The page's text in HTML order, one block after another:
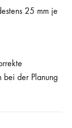
25 mm je
bei der Planung